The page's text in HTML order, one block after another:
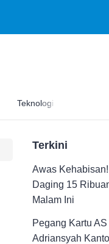
Teknologi
Terkini
Awas
Daging 15
Malam Ini
Pegang Kartu
Adriansyah